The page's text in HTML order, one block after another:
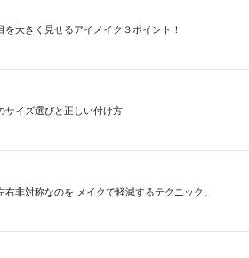
を大きく見せるアイメイク３ポイント！
サイズ選びと正しい付け方
右非対称なのを メイクで軽減するテクニック。